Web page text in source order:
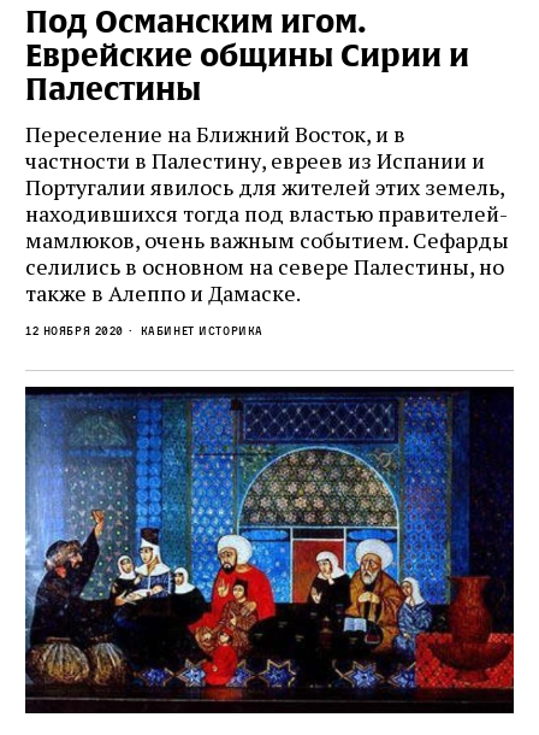
Под Османским игом.
Еврейские общины Сирии и
Палестины
Переселение на Ближний Восток, и в
частности в Палестину, евреев из Испании и
Португалии явилось для жителей этих земель,
находившихся тогда под властью правителей-
мамлюков, очень важным событием. Сефарды
селились в основном на севере Палестины, но
также в Алеппо и Дамаске.
12 ноября 2020 кабинет историка